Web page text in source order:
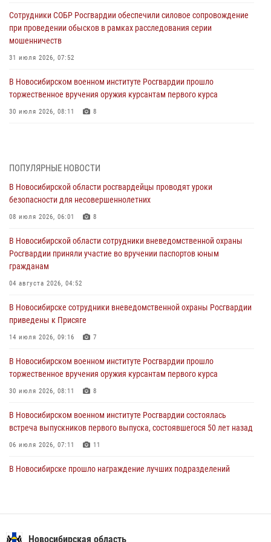
Сотрудники СОБР Росгвардии обеспечили силовое сопровождение
при проведении обысков в рамках расследования серии
мошенничеств
31 июля 2026, 07:52
В Новосибирском военном институте Росгвардии прошло
торжественное вручения оружия курсантам первого курса
30 июля 2026, 08:11 8
В Новосибирске сотрудниками вневедомственной охраны
Росгвардии задержан гражданин, находящийся в розыске
В Новосибирске военнослужащие отряда спецназа «Ермак»
Росгвардии провели занятия по беспарашютному десантированию
28 июля 2026, 02:42
В Новосибирске военнослужащие Росгвардии почтили память детей
– жертв войны в Донбассе
27 июля 2026, 02:16 5
В Новосибирске прошло награждение лучших подразделений
вневедомственной охраны Росгвардии за первое полугодие
24 июля 2026, 02:32 4
ПОПУЛЯРНЫЕ НОВОСТИ
В Новосибирской области росгвардейцы проводят уроки
безопасности для несовершеннолетних
08 июля 2026, 06:01 8
В Новосибирской области сотрудники вневедомственной охраны
Росгвардии приняли участие во вручении паспортов юным
гражданам
04 августа 2026, 04:52
В Новосибирске сотрудники вневедомственной охраны Росгвардии
приведены к Присяге
14 июля 2026, 09:16 7
В Новосибирском военном институте Росгвардии прошло
торжественное вручения оружия курсантам первого курса
30 июля 2026, 08:11 8
В Новосибирском военном институте Росгвардии состоялась
встреча выпускников первого выпуска, состоявшегося 50 лет назад
06 июля 2026, 07:11 11
В Новосибирске прошло награждение лучших подразделений
зачинщиков уличной драки
Новосибирская область